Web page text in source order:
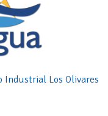
Industrial Los Olivares